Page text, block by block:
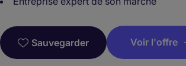
Sauvegarder Voir l'offre